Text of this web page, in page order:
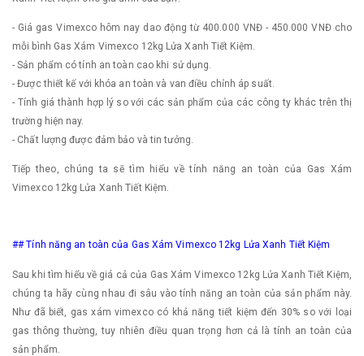
- Giá gas Vimexco hôm nay dao động từ 400.000 VNĐ - 450.000 VNĐ cho
mỗi bình Gas Xám Vimexco 12kg Lửa Xanh Tiết Kiệm.
- Sản phẩm có tính an toàn cao khi sử dụng.
- Được thiết kế với khóa an toàn và van điều chỉnh áp suất.
- Tính giá thành hợp lý so với các sản phẩm của các công ty khác trên thị
trường hiện nay.
- Chất lượng được đảm bảo và tin tưởng.
Tiếp theo, chúng ta sẽ tìm hiểu về tính năng an toàn của Gas Xám
Vimexco 12kg Lửa Xanh Tiết Kiệm.
## Tính năng an toàn của Gas Xám Vimexco 12kg Lửa Xanh Tiết Kiệm
Sau khi tìm hiểu về giá cả của Gas Xám Vimexco 12kg Lửa Xanh Tiết Kiệm,
chúng ta hãy cùng nhau đi sâu vào tính năng an toàn của sản phẩm này.
Như đã biết, gas xám vimexco có khả năng tiết kiệm đến 30% so với loại
gas thông thường, tuy nhiên điều quan trọng hơn cả là tính an toàn của
sản phẩm.